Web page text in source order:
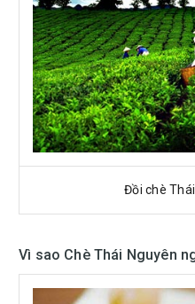
Đồi chè
Vì sao Chè Thái Nguyên